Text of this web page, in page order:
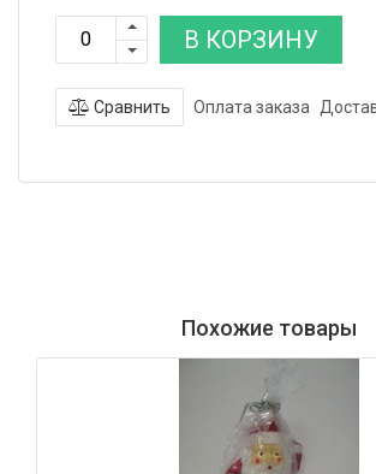
В КОРЗИНУ
Сравнить Оплата заказа
Похожие товары